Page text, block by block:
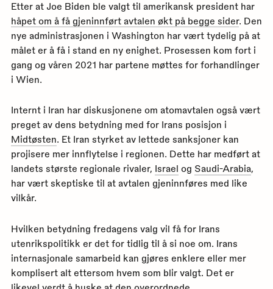
Etter at Joe Biden ble valgt til amerikansk president har
håpet om å få gjeninnført avtalen økt på begge sider. Den
nye administrasjonen i Washington har vært tydelig på at
målet er å få i stand en ny enighet. Prosessen kom fort i
gang og våren 2021 har partene møttes for forhandlinger
i Wien.
Internt i Iran har diskusjonene om atomavtalen også vært
preget av dens betydning med for Irans posisjon i
Midtøsten. Et Iran styrket av lettede sanksjoner kan
projisere mer innflytelse i regionen. Dette har medført at
landets største regionale rivaler, Israel og Saudi-Arabia,
har vært skeptiske til at avtalen gjeninnføres med like
vilkår.
Hvilken betydning fredagens valg vil få for Irans
utenrikspolitikk er det for tidlig til å si noe om. Irans
internasjonale samarbeid kan gjøres enklere eller mer
komplisert alt ettersom hvem som blir valgt. Det er